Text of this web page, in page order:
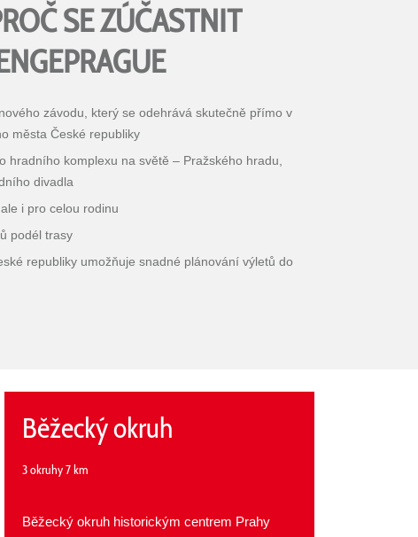
SE ZÚČASTNIT
závodu, který se odehrává skutečně přímo v
města České republiky
hradního komplexu na světě – Pražského hradu,
divadla
i pro celou rodinu
podél trasy
republiky umožňuje snadné plánování výletů do
Běžecký okruh
3 okruhy 7 km
Běžecký okruh historickým centrem Prahy